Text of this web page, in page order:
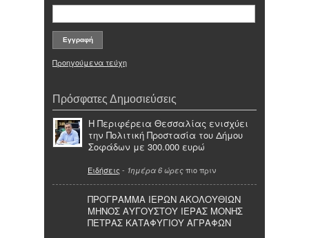
Προηγούμενα τεύχη
Πρόσφατες Δημοσιεύσεις
Η Περιφέρεια Θεσσαλίας ενισχύει
την Πολιτική Προστασία του Δήμου
Σοφάδων με 300.000 ευρώ
Ειδήσεις - 1ημέρα 6 ώρες πιο πριν
ΠΡΟΓΡΑΜΜΑ ΙΕΡΩΝ ΑΚΟΛΟΥΘΙΩΝ
ΜΗΝΟΣ ΑΥΓΟΥΣΤΟΥ ΙΕΡΑΣ ΜΟΝΗΣ
ΠΕΤΡΑΣ ΚΑΤΑΦΥΓΙΟΥ ΑΓΡΑΦΩΝ